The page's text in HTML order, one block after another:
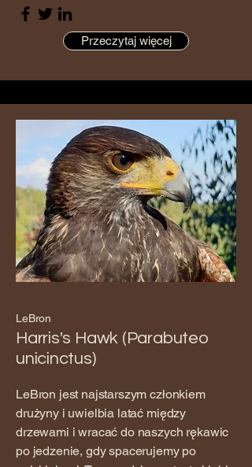
Przeczytaj więcej
LeBron
Harris's Hawk (Parabuteo
unicinctus)
LeBron jest najstarszym członkiem
drużyny i uwielbia latać między
drzewami i wracać do naszych rękawic
po jedzenie, gdy spacerujemy po